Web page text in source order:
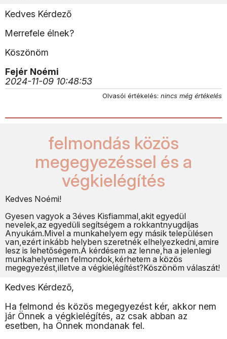
Kedves Kérdező
Merrefele élnek?
Köszönöm
Fejér Noémi
2024-11-09 10:48:53
Olvasói értékelés: nincs még értékelés
felmondás közös
megegyezéssel és a
végkielégítés
Kedves Noémi!
Gyesen vagyok a 3éves Kisfiammal,akit egyedül
nevelek,az egyedüli segítségem a rokkantnyugdíjas
Anyukám.Mivel a munkahelyem egy másik településen
van,ezért inkább helyben szeretnék elhelyezkedni,amire
lesz is lehetőségem.A kérdésem az lenne,ha a jelenlegi
munkahelyemen felmondok,kérhetem a közös
megegyezést,illetve a végkielégítést?Köszönöm válaszát!
Kedves Kérdező,
Ha felmond és közös megegyezést kér, akkor nem
jár Önnek a végkielégítés, az csak abban az
esetben, ha Önnek mondanak fel.